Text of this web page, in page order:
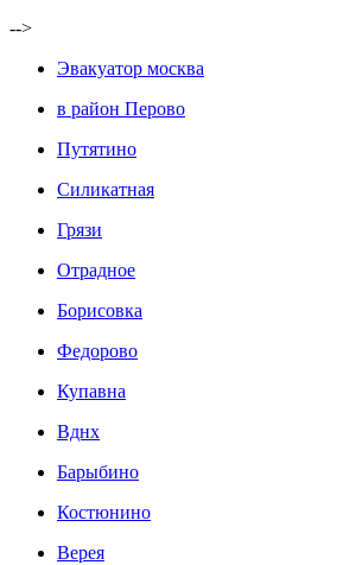
-->
Эвакуатор москва
в район Перово
Путятино
Силикатная
Грязи
Отрадное
Борисовка
Федорово
Купавна
Вднх
Барыбино
Костюнино
Верея